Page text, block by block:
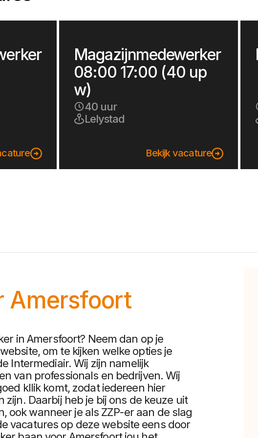
Magazijnmedewerker
08:00 17:00 (40 up
w)
40 uur
Lelystad
Bekijk vacature
Amersfoort
in Amersfoort? Neem dan op je
om te kijken welke opties je
Intermediair. Wij zijn namelijk
van professionals en bedrijven. Wij
kllik komt, zodat iedereen hier
Daarbij heb je bij ons de keuze uit
ook wanneer je als ZZP-er aan de slag
vacatures op deze website eens door